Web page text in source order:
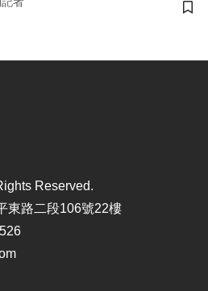
儲
Reserved.
東路二段106號22樓